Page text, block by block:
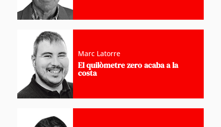
Marc Latorre
El quilòmetre zero acaba a la
costa